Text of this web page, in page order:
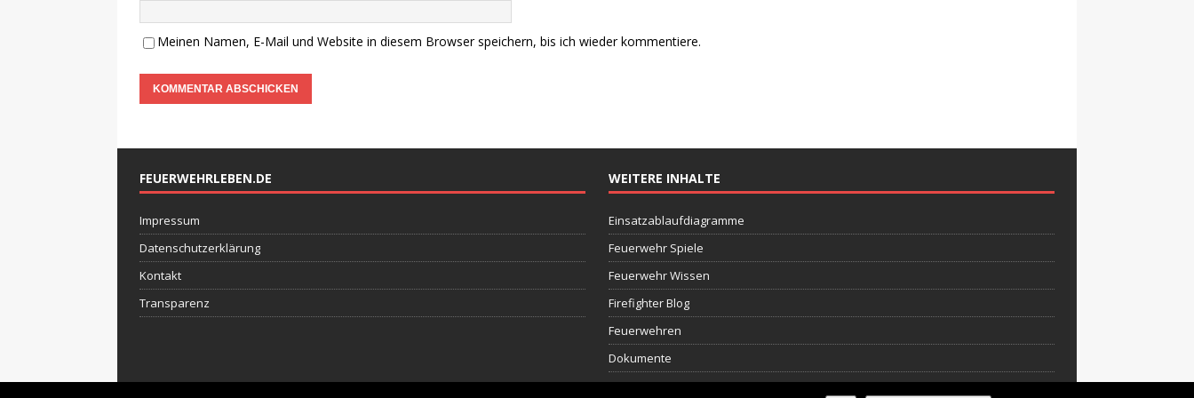
Meinen Namen, E-Mail und Website in diesem Browser speichern, bis ich wieder kommentiere.
FEUERWEHRLEBEN.DE
Impressum
Datenschutzerklärung
Kontakt
Transparenz
WEITERE INHALTE
Einsatzablaufdiagramme
Feuerwehr Spiele
Feuerwehr Wissen
Firefighter Blog
Feuerwehren
Dokumente